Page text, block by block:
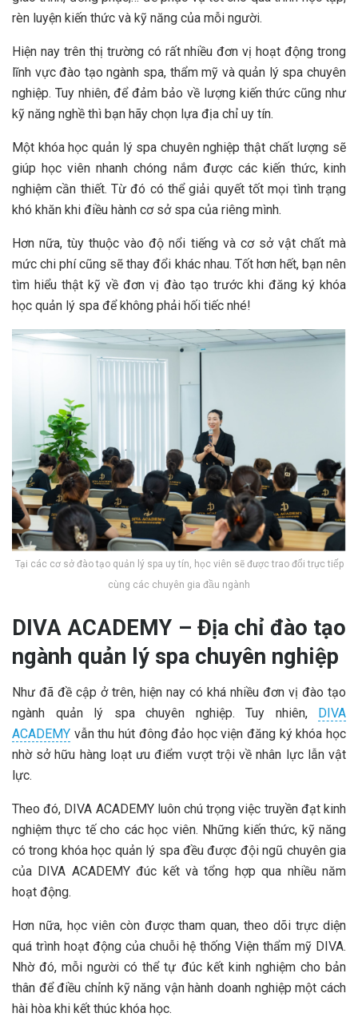
rèn luyện kiến thức và kỹ năng của mỗi người.
Hiện nay trên thị trường có rất nhiều đơn vị hoạt động trong
lĩnh vực đào tạo ngành spa, thẩm mỹ và quản lý spa chuyên
nghiệp. Tuy nhiên, để đảm bảo về lượng kiến thức cũng như
kỹ năng nghề thì bạn hãy chọn lựa địa chỉ uy tín.
Một khóa học quản lý spa chuyên nghiệp thật chất lượng sẽ
giúp học viên nhanh chóng nắm được các kiến thức, kinh
nghiệm cần thiết. Từ đó có thể giải quyết tốt mọi tình trạng
khó khăn khi điều hành cơ sở spa của riêng mình.
Hơn nữa, tùy thuộc vào độ nổi tiếng và cơ sở vật chất mà
mức chi phí cũng sẽ thay đổi khác nhau. Tốt hơn hết, bạn nên
tìm hiểu thật kỹ về đơn vị đào tạo trước khi đăng ký khóa
học quản lý spa để không phải hối tiếc nhé!
Tại các cơ sở đào tạo quản lý spa uy tín, học viên sẽ được trao đổi trực tiếp
cùng các chuyên gia đầu ngành
DIVA ACADEMY – Địa chỉ đào tạo
ngành quản lý spa chuyên nghiệp
Như đã đề cập ở trên, hiện nay có khá nhiều đơn vị đào tạo
ngành quản lý spa chuyên nghiệp. Tuy nhiên, DIVA
ACADEMY vẫn thu hút đông đảo học viện đăng ký khóa học
nhờ sở hữu hàng loạt ưu điểm vượt trội về nhân lực lẫn vật
lực.
Theo đó, DIVA ACADEMY luôn chú trọng việc truyền đạt kinh
nghiệm thực tế cho các học viên. Những kiến thức, kỹ năng
có trong khóa học quản lý spa đều được đội ngũ chuyên gia
của DIVA ACADEMY đúc kết và tổng hợp qua nhiều năm
hoạt động.
Hơn nữa, học viên còn được tham quan, theo dõi trực diện
quá trình hoạt động của chuỗi hệ thống Viện thẩm mỹ DIVA.
Nhờ đó, mỗi người có thể tự đúc kết kinh nghiệm cho bản
thân để điều chỉnh kỹ năng vận hành doanh nghiệp một cách
hài hòa khi kết thúc khóa học.